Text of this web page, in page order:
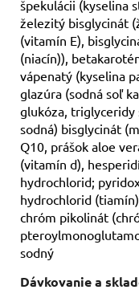
špekulácii (kyselina
železitý bisglycinát
(vitamín E),
(niacín)),
vápenatý (kyselina
glazúra (sodná soľ
glukóza,
sodná) bisglycinát
Q10, prášok aloe
(vitamín d),
hydrochlorid;
hydrochlorid
chróm pikolinát
sodný
Dávkovanie a